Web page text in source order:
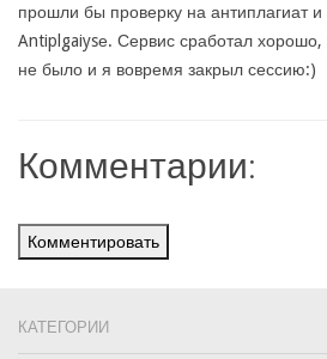
прошли бы проверку на антиплагиат
Antiplgaiysе. Сервис сработал
не было и я вовремя закрыл сессию:)
Комментарии:
Комментировать
КАТЕГОРИИ